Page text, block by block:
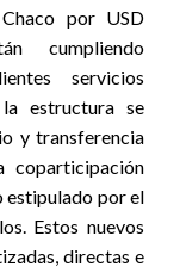
por USD
cumpliendo
servicios
estructura se
y transferencia
estipulado por el
Estos nuevos
directas e